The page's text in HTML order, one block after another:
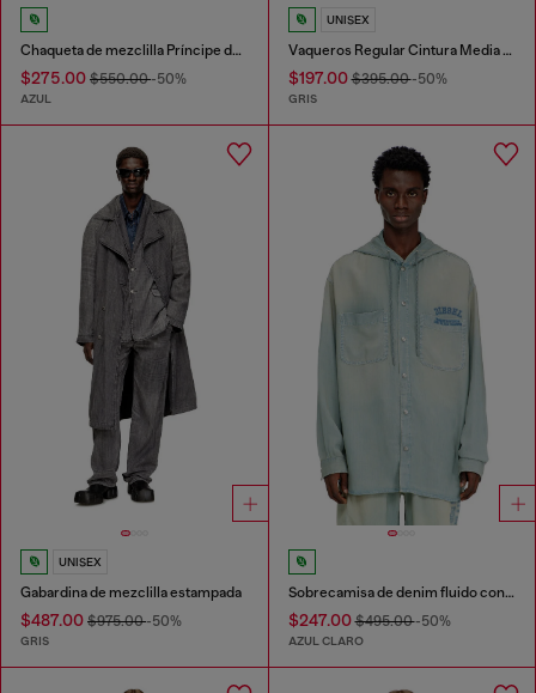
Chaqueta de mezclilla Príncipe de Gales
$275.00 $550.00-50%
AZUL
UNISEX
Vaqueros Regular Cintura Media D-Phant-chino
$197.00$395.00-50%
GRIS
UNISEX
Gabardina de mezclilla estampada
$487.00 $975.00-50%
GRIS
Sobrecamisa de denim fluido con efecto suciedad
$247.00$495.00-50%
AZUL CLARO